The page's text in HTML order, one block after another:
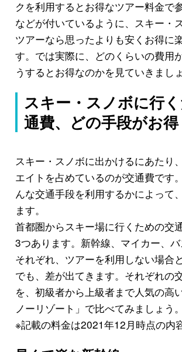
クを利用するとお得なツアー料金で
などが付いているように、スキー・
ツアーなら思ったよりも安くお得に
す。では実際に、どのくらいの費用
うするとお得なのかを見ていきましょ
スキー・スノボに行
通費、どの手段がお得
スキー・スノボに出かけるにあたり
エイトを占めているのが交通費です
んな交通手段を利用するかによって
ます。
首都圏からスキー場に行くための交
3つあります。新幹線、マイカー、バ
それぞれ、ツアーを利用しない場合
でも、差が出てきます。それぞれの
を、初級者から上級者まで人気の高
ノーリゾート」で比べてみましょう。
※記載の料金は2021年12月時点の内